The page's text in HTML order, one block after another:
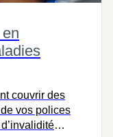
couvrir des
vos polices